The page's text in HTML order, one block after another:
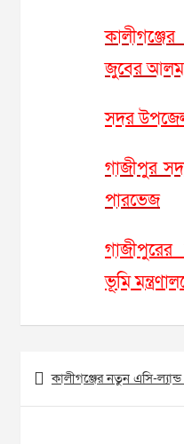
জুবের আলম
সদর
গাজীপুর
পারভেজ
ভূমি
Post
navigation
কালীগঞ্জের নতুন এসি-